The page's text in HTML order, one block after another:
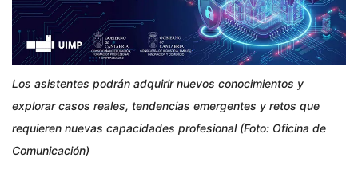
Los asistentes podrán adquirir nuevos conocimientos y
explorar casos reales, tendencias emergentes y retos que
requieren nuevas capacidades profesional (Foto: Oficina de
Comunicación)